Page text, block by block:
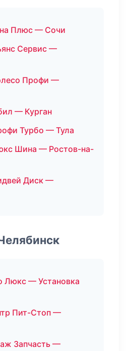
Плюс — Сочи
Сервис —
Профи —
— Курган
Турбо — Тула
Шина — Ростов-на-
Диск —
Люкс — Установка
Пит-Стоп —
Запчасть —